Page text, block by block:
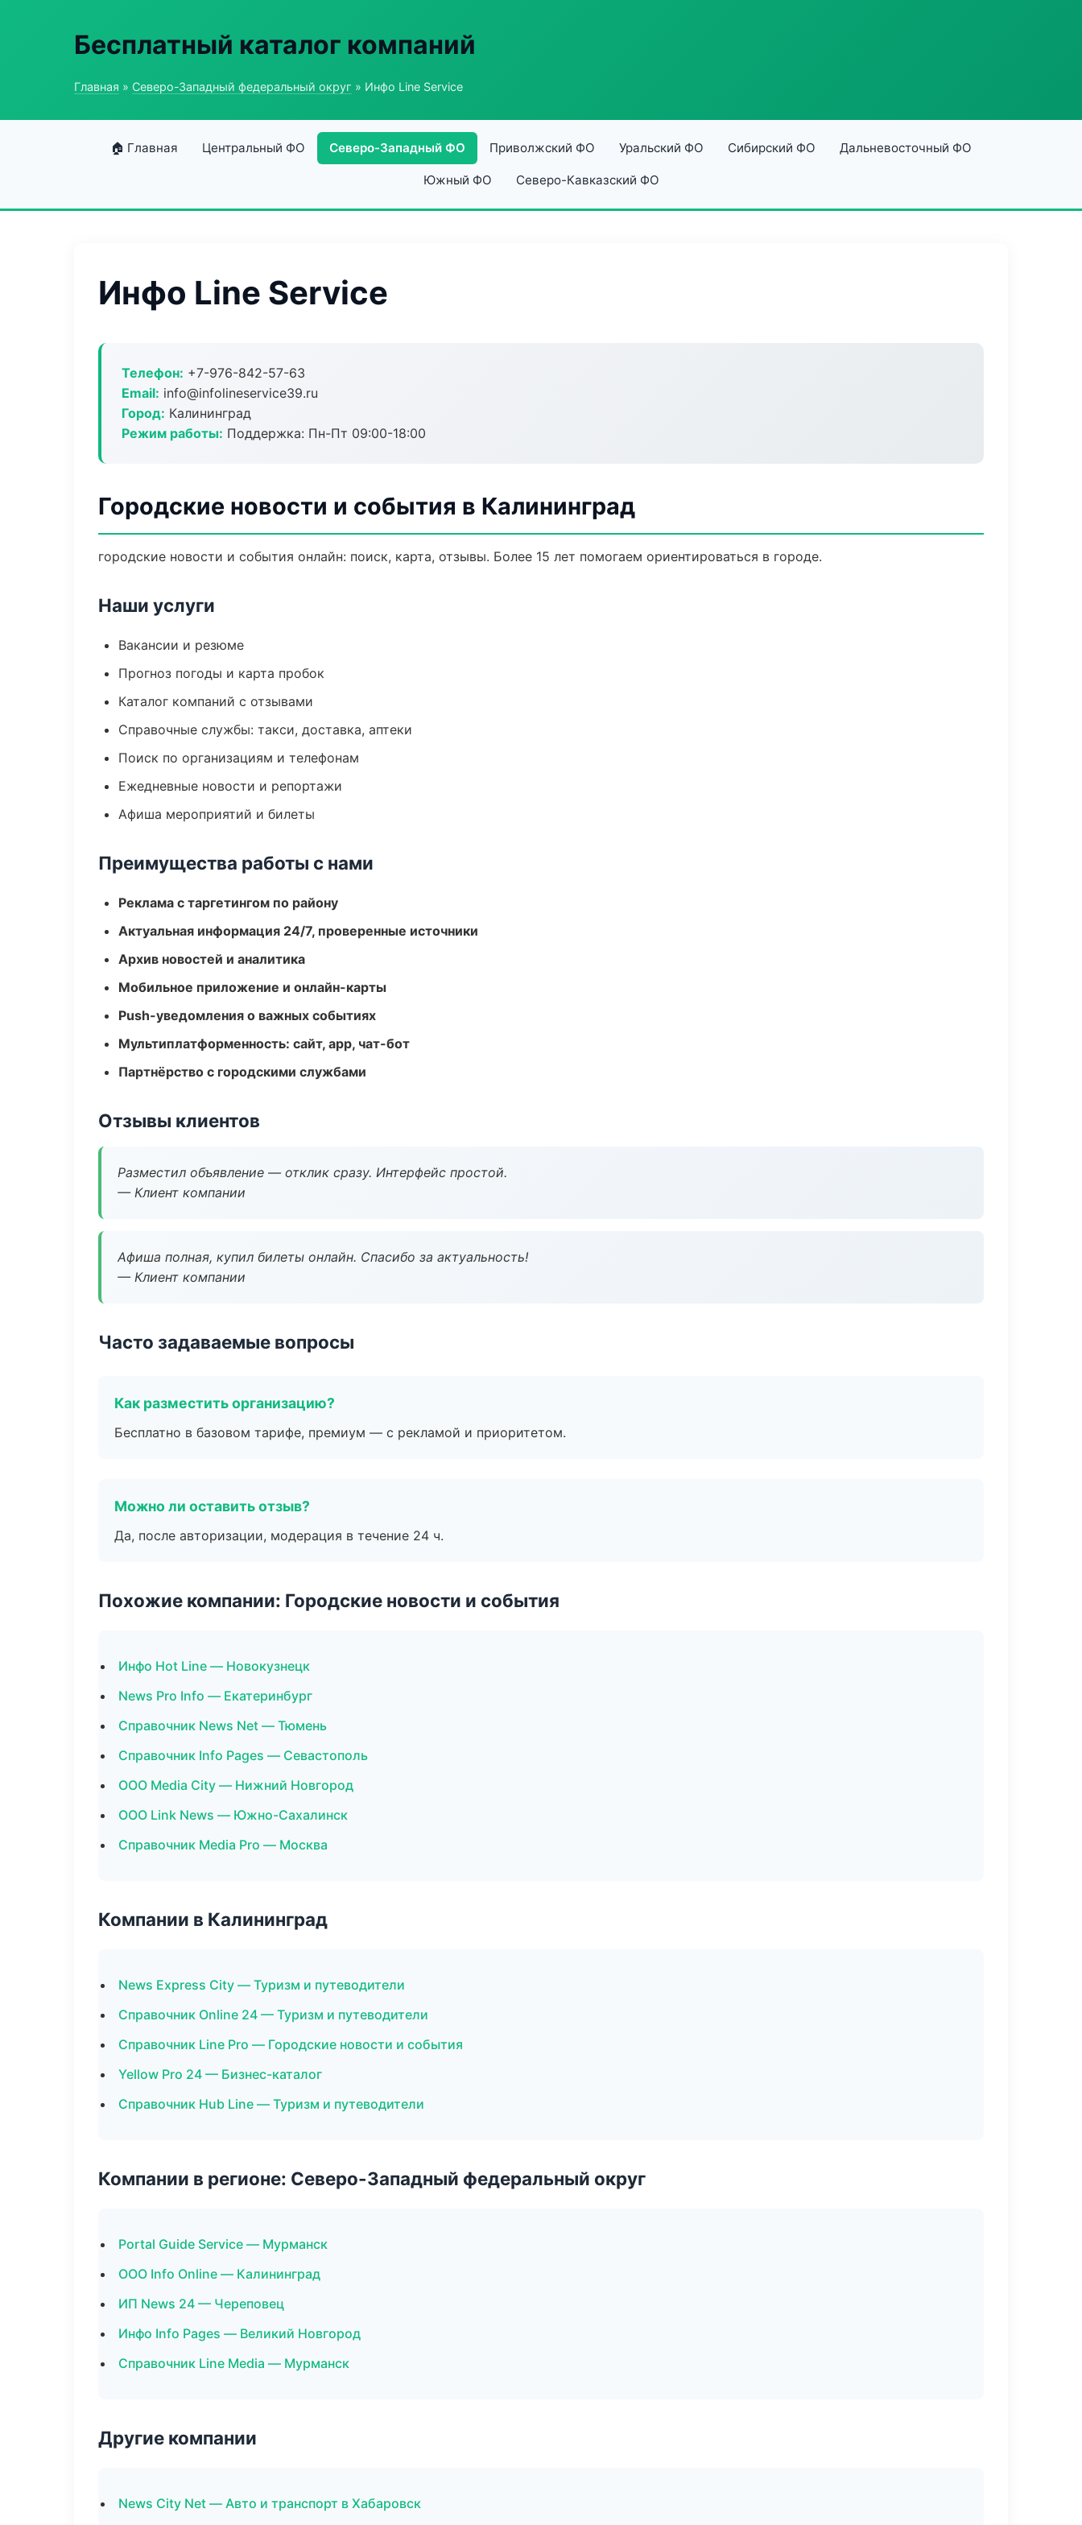
Бесплатный каталог компаний
Главная » Северо-Западный федеральный округ » Инфо Line Service
🏠 Главная Центральный ФО Северо-Западный ФО Приволжский ФО Уральский ФО Сибирский ФО Дальневосточный ФО
Южный ФО Северо-Кавказский ФО
Инфо Line Service
Телефон: +7-976-842-57-63
Email: info@infolineservice39.ru
Город: Калининград
Режим работы: Поддержка: Пн-Пт 09:00-18:00
Городские новости и события в Калининград
городские новости и события онлайн: поиск, карта, отзывы. Более 15 лет помогаем ориентироваться в городе.
Наши услуги
Вакансии и резюме
Прогноз погоды и карта пробок
Каталог компаний с отзывами
Справочные службы: такси, доставка, аптеки
Поиск по организациям и телефонам
Ежедневные новости и репортажи
Афиша мероприятий и билеты
Преимущества работы с нами
Реклама с таргетингом по району
Актуальная информация 24/7, проверенные источники
Архив новостей и аналитика
Мобильное приложение и онлайн-карты
Push-уведомления о важных событиях
Мультиплатформенность: сайт, app, чат-бот
Партнёрство с городскими службами
Отзывы клиентов
Разместил объявление — отклик сразу. Интерфейс простой.
— Клиент компании
Афиша полная, купил билеты онлайн. Спасибо за актуальность!
— Клиент компании
Часто задаваемые вопросы
Как разместить организацию?
Бесплатно в базовом тарифе, премиум — с рекламой и приоритетом.
Можно ли оставить отзыв?
Да, после авторизации, модерация в течение 24 ч.
Похожие компании: Городские новости и события
Инфо Hot Line — Новокузнецк
News Pro Info — Екатеринбург
Справочник News Net — Тюмень
Справочник Info Pages — Севастополь
ООО Media City — Нижний Новгород
ООО Link News — Южно-Сахалинск
Справочник Media Pro — Москва
Компании в Калининград
News Express City — Туризм и путеводители
Справочник Online 24 — Туризм и путеводители
Справочник Line Pro — Городские новости и события
Yellow Pro 24 — Бизнес-каталог
Справочник Hub Line — Туризм и путеводители
Компании в регионе: Северо-Западный федеральный округ
Portal Guide Service — Мурманск
ООО Info Online — Калининград
ИП News 24 — Череповец
Инфо Info Pages — Великий Новгород
Справочник Line Media — Мурманск
Другие компании
News City Net — Авто и транспорт в Хабаровск